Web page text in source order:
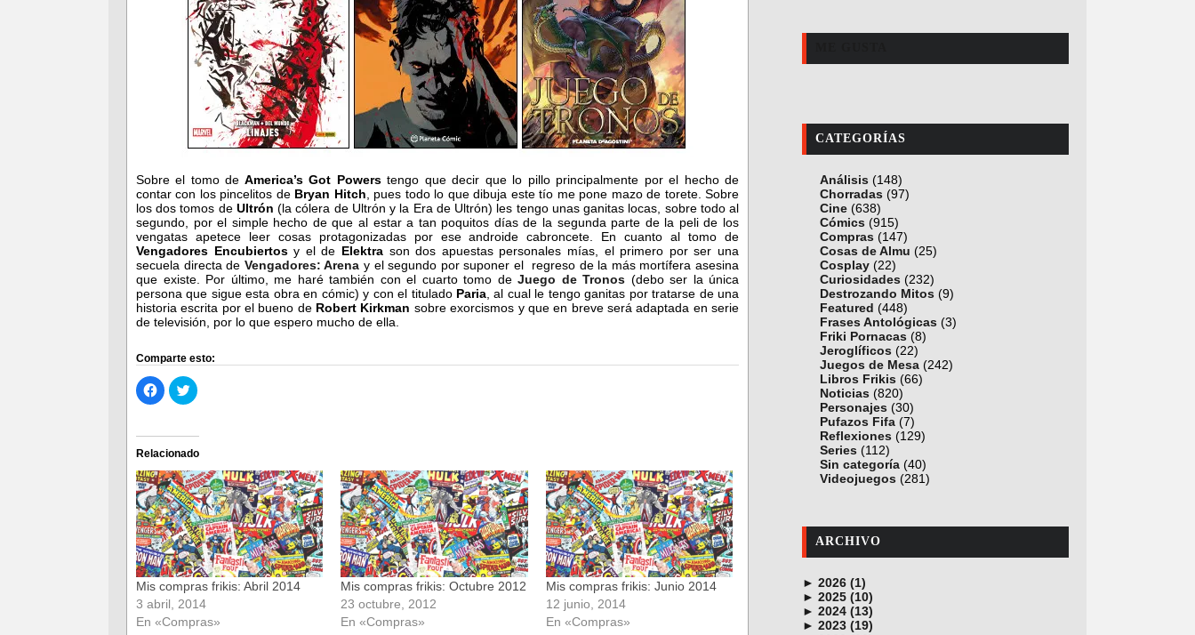
Sobre el tomo de America’s Got Powerstengo que decir que lo pillo principalmente por el hecho de
contar con los pincelitos de Bryan Hitch , pues todo lo que dibuja este tío me pone mazo de torete. Sobre
los dos tomos de Ultrón (la cólera de Ultrón y la Era de Ultrón) les tengo unas ganitas locas, sobre todo al
segundo, por el simple hecho de que al estar a tan poquitos días de la segunda parte de la peli de los
vengatas apetece leer cosas protagonizadas por ese androide cabroncete. En cuanto al tomo de
Vengadores Encubiertosy el de Elektra son dos apuestas personales mías, el primero por ser una
secuela directa de Vengadores: Arena y el segundo por suponer el regreso de la más mortífera asesina
que existe. Por último, me haré también con el cuarto tomo de Juego de Tronos (debo ser la única
persona que sigue esta obra en cómic) y con el titulado Paria, al cual le tengo ganitas por tratarse de una
historia escrita por el bueno de Robert Kirkman sobre exorcismos y que en breve será adaptada en serie
de televisión, por lo que espero mucho de ella.
Comparte esto:
Haz
clic
para
Facebook
(Se
abre
en
una
ventana
nueva)
Haz
clic
Twitter
(Se
abre
en
una
ventana
nueva)
Relacionado
Mis compras frikis: Abril 2014
3 abril, 2014
En «Compras»
Mis compras frikis: Octubre 2012
23 octubre, 2012
En «Compras»
Mis compras frikis: Junio 2014
12 junio, 2014
En «Compras»
CATEGORÍAS
Análisis (148)
Chorradas (97)
Cine (638)
Cómics (915)
Compras (147)
Cosas de Almu (25)
Cosplay (22)
Curiosidades (232)
Destrozando Mitos (9)
Featured (448)
Frases Antológicas (3)
Friki Pornacas (8)
Jeroglíficos (22)
Juegos de Mesa (242)
Libros Frikis (66)
Noticias (820)
Personajes (30)
Pufazos Fifa (7)
Reflexiones (129)
Series (112)
Sin categoría (40)
Videojuegos (281)
ARCHIVO
► 2026 (1)
junio (1)
► 2025 (10)
noviembre (1)
octubre (1)
► 2024 (13)
diciembre (4)
► 2023 (19)